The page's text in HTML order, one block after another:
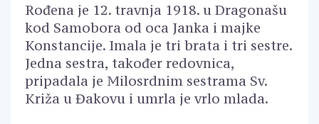
Rođena je 12. travnja 1918. u Dragonašu
kod Samobora od oca Janka i majke
Konstancije. Imala je tri brata i tri sestre.
Jedna sestra, također redovnica,
pripadala je Milosrdnim sestrama Sv.
Križa u Đakovu i umrla je vrlo mlada.